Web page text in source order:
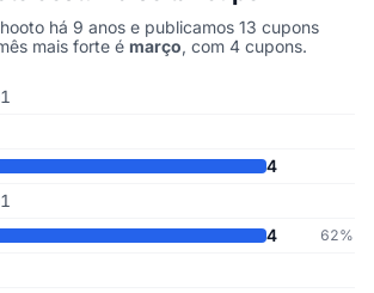
há 9 anos e publicamos 13 cupons
mais forte é março, com 4 cupons.
publicados por mês, somando os últimos 9
1
4
1
4 62%